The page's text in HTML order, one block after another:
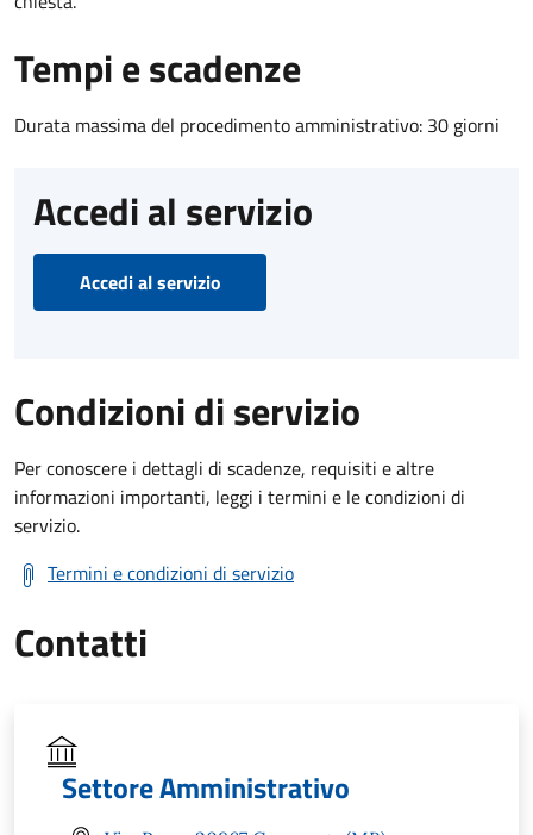
Tempi e scadenze
Durata massima del procedimento amministrativo: 30 giorni
Accedi al servizio
Accedi al servizio
Condizioni di servizio
Per conoscere i dettagli di scadenze, requisiti e altre
informazioni importanti, leggi i termini e le condizioni di
servizio.
Termini e condizioni di servizio
Contatti
Settore Amministrativo